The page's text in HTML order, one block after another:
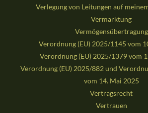
Verlegung von Leitungen auf
Vermarktung
Vermögensübertragung
Verordnung (EU) 2025/1145 vom
Verordnung (EU) 2025/1379 vom
Verordnung (EU) 2025/882 und
vom 14. Mai 2025
Vertragsrecht
Vertrauen